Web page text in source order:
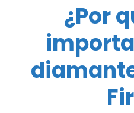
¿Por